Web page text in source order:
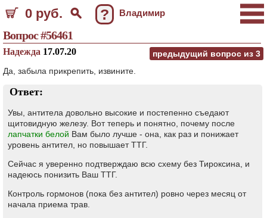
0 руб. ? Владимир
Вопрос #56461
предыдущий вопрос из 3
Надежда 17.07.20
Да, забыла прикрепить, извините.
Ответ:
Увы, антитела довольно высокие и постепенно съедают
щитовидную железу. Вот теперь и понятно, почему после
лапчатки белой Вам было лучше - она, как раз и понижает
уровень антител, но повышает ТТГ.
Сейчас я уверенно подтверждаю всю схему без Тироксина, и
надеюсь понизить Ваш ТТГ.
Контроль гормонов (пока без антител) ровно через месяц от
начала приема трав.